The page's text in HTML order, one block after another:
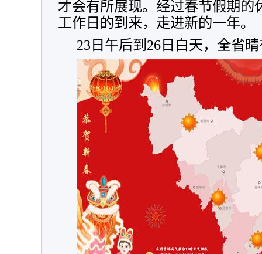
才会有所展现。经过春节假期的
工作日的到来，走进新的一年。
23日午后到26日白天，全省